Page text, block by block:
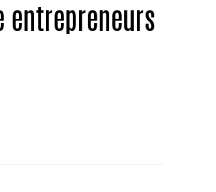
entrepreneurs